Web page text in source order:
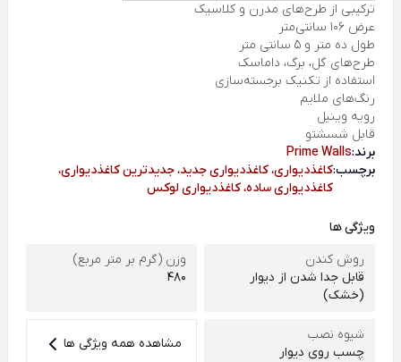
ترکیبی از طرح‌های مدرن و کلاسیک
عرض 106 سانتی‌متر
طول ده متر و 5 سانتی متر
طرح‌های گل، برگ، داماسک
استفاده از تکنیک برجسته‌سازی
رنگ‌های ملایم
رویه وینیل
قابل شسشتو
برند:Prime Walls
برچسب:کاغذدیواری، کاغذدیواری جدید، جدیدترین کاغذدیواری،
کاغذدیواری ساده، کاغذدیواری لوکس
ویژگی ها
روش کندن
قابل جدا شدن از دیوار
(خشک)
وزن (گرم بر متر مربع)
480
شیوه نصب
چسب روی دیوار
مشاهده همه ویژگی ها